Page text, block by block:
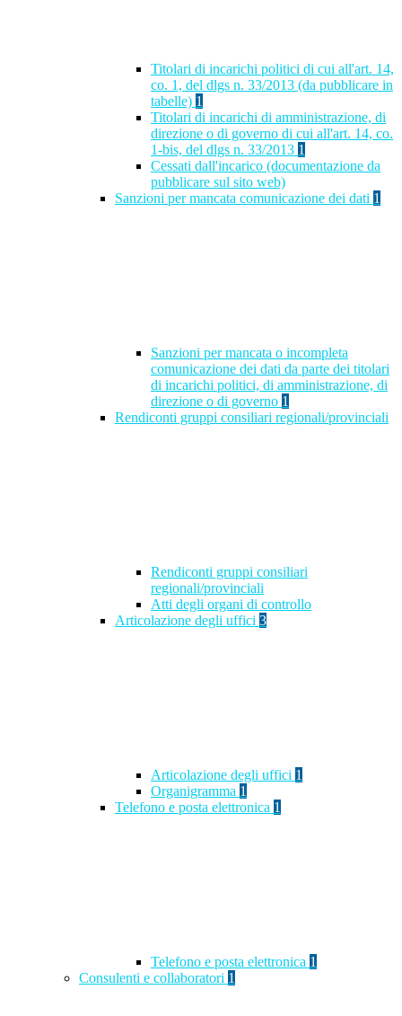
Titolari di incarichi politici di cui all'art. 14,
co. 1, del dlgs n. 33/2013 (da pubblicare in
tabelle) 1
Titolari di incarichi di amministrazione, di
direzione o di governo di cui all'art. 14, co.
1-bis, del dlgs n. 33/2013 1
Cessati dall'incarico (documentazione da
pubblicare sul sito web)
Sanzioni per mancata comunicazione dei dati 1
Sanzioni per mancata o incompleta
comunicazione dei dati da parte dei titolari
di incarichi politici, di amministrazione, di
direzione o di governo 1
Rendiconti gruppi consiliari regionali/provinciali
Rendiconti gruppi consiliari
regionali/provinciali
Atti degli organi di controllo
Articolazione degli uffici 3
Articolazione degli uffici 1
Organigramma 1
Telefono e posta elettronica 1
Telefono e posta elettronica 1
Consulenti e collaboratori 1